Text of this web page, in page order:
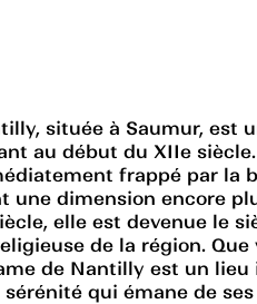
située à Saumur,
au début du XIIe
frappé par la
une dimension encore
elle est devenue le
de la région.
de Nantilly est un
qui émane de